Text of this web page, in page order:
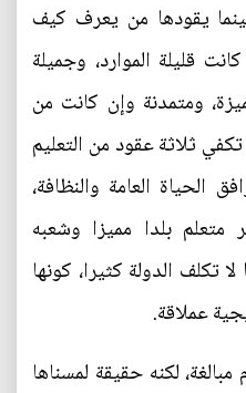
يقودها من يعرف كيف
قليلة الموارد، وجميلة
ومتمدنة وإن كانت من
تكفي ثلاثة عقود من التعليم
الحياة العامة والنظافة،
بلدا مميزا وشعبه
تكلف الدولة كثيرا، كونها
عملاقة.
لكنه حقيقة لمسناها